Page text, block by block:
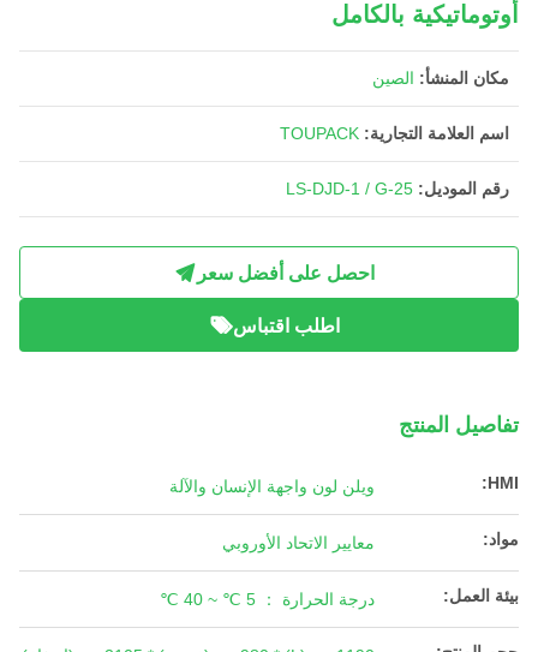
أوتوماتيكية بالكامل
مكان المنشأ: الصين
اسم العلامة التجارية: TOUPACK
رقم الموديل: LS-DJD-1 / G-25
احصل على أفضل سعر
اطلب اقتباس
تفاصيل المنتج
HMI: ويلن لون واجهة الإنسان والآلة
مواد: معايير الاتحاد الأوروبي
بيئة العمل: درجة الحرارة ： 5 ℃ ~ 40 ℃